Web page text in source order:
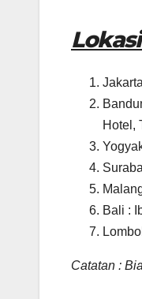
Hotel,
Bali :
Catatan :